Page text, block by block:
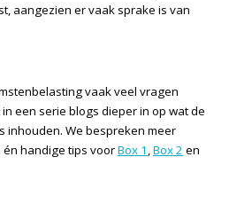
aangezien er vaak sprake is van
vaak veel vragen
een serie blogs dieper in op wat de
inhouden. We bespreken meer
handige tips voorBox 1 ,Box 2 en